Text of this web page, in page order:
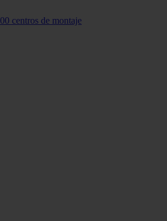
centros de montaje